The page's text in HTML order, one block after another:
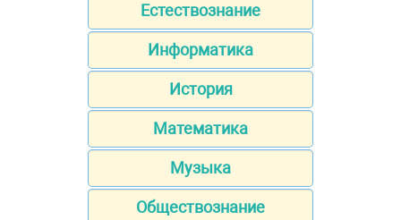
Естествознание
Информатика
История
Математика
Музыка
Обществознание